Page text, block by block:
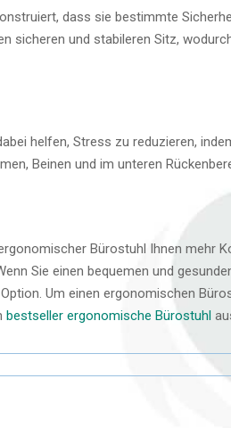
dass sie bestimmte
sicheren und stabileren Sitz,
helfen, Stress zu reduzieren,
Beinen und im unteren
Bürostuhl Ihnen mehr
Sie einen bequemen und
Um einen ergonomischen
bestseller ergonomische Bürostuhl